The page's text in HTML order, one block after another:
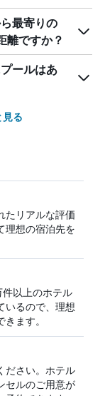
最寄りの
離ですか？
ールはあ
る
たリアルな評価
理想の宿泊先を
以上のホテル
いるので、理想
ます。
ださい。ホテル
セルのご用意が